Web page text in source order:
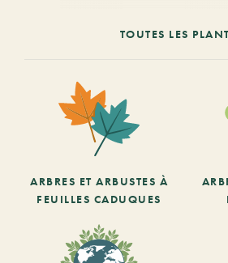
TOUTES LES
ARBRES ET ARBUSTES À
FEUILLES CADUQUES